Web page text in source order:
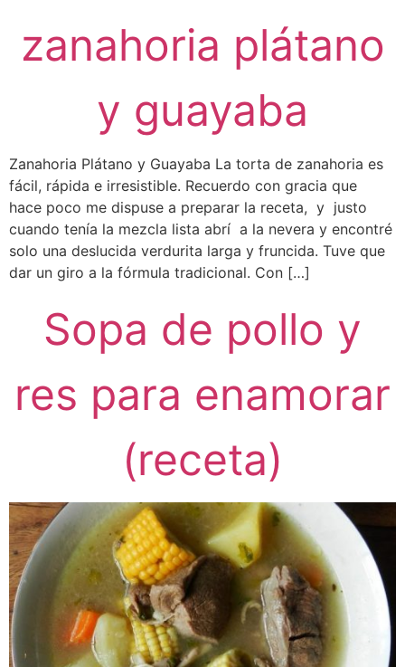
zanahoria plátano
y guayaba
Zanahoria Plátano y Guayaba La torta de zanahoria es
fácil, rápida e irresistible. Recuerdo con gracia que
hace poco me dispuse a preparar la receta, y justo
cuando tenía la mezcla lista abrí a la nevera y encontré
solo una deslucida verdurita larga y fruncida. Tuve que
dar un giro a la fórmula tradicional. Con […]
Sopa de pollo y
res para enamorar
(receta)